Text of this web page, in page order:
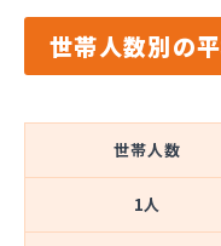
世帯人数別の
世帯人数
1人